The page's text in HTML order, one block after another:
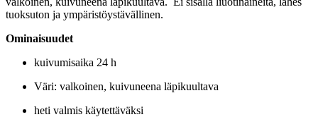
tuoksuton ja ympäristöystävällinen.
Ominaisuudet
kuivumisaika 24 h
Väri: valkoinen, kuivuneena läpikuultava
heti valmis käytettäväksi